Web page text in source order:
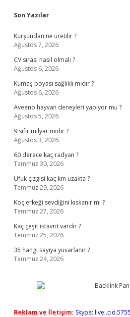
Sidebar
Son Yazılar
Kurşundan ne üretilir ?
Ağustos 7, 2026
CV sırası nasıl olmalı ?
Ağustos 6, 2026
Kumaş boyası sağlıklı mıdır ?
Ağustos 6, 2026
Aveeno hayvan deneyleri yapıyor mu ?
Ağustos 5, 2026
9 sıfır milyar mıdır ?
Ağustos 3, 2026
60 derece kaç radyan ?
Temmuz 30, 2026
Ufuk çizgisi kaç km uzakta ?
Temmuz 29, 2026
Koç erkeği sevdiğini kıskanır mı ?
Temmuz 27, 2026
Kaç çeşit istavrit vardır ?
Temmuz 25, 2026
35 hangi sayıya yuvarlanır ?
Temmuz 24, 2026
Reklam ve İletişim: Skype: